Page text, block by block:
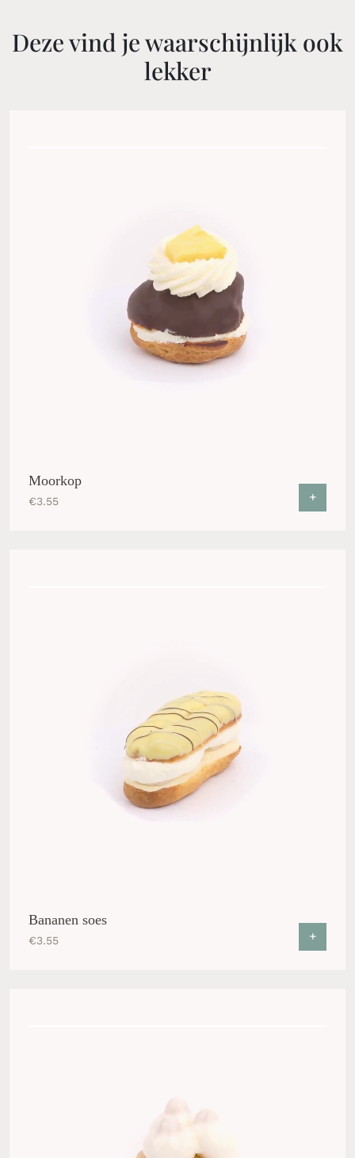
Deze vind je waarschijnlijk ook
lekker
Moorkop
€3.55 +
Bananen soes
€3.55 +